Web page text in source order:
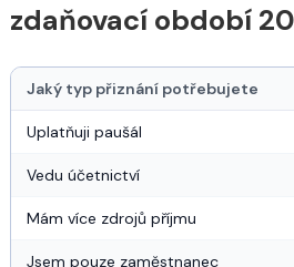
zdaňovací období
Jaký typ přiznání potřebujete
Uplatňuji paušál
Vedu účetnictví
Mám více zdrojů příjmu
Jsem pouze zaměstnanec